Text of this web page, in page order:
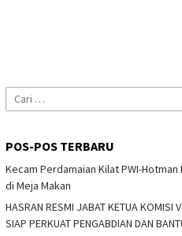
Cari
untuk:
POS-POS TERBARU
Kecam Perdamaian Kilat PWI-
di Meja Makan
HASRAN RESMI JABAT KETUA KOMISI
SIAP PERKUAT PENGABDIAN DAN